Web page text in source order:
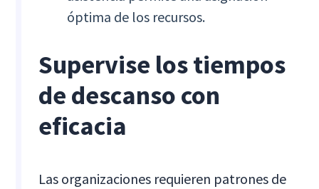
óptima de los recursos.
Supervise los tiempos
de descanso con
eficacia
Las organizaciones requieren patrones de